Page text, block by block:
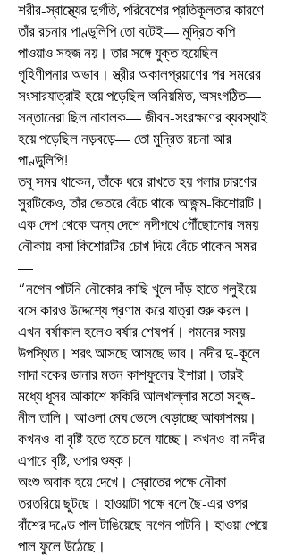
শরীর-স্বাস্থ্যের দুর্গতি, পরিবেশের প্রতিকূলতার কারণে
তাঁর রচনার পাণ্ডুলিপি তো বটেই— মুদ্রিত কপি
পাওয়াও সহজ নয়। তার সঙ্গে যুক্ত হয়েছিল
গৃহিণীপনার অভাব। স্ত্রীর অকালপ্রয়াণের পর সমরের
সংসারযাত্রাই হয়ে পড়েছিল অনিয়মিত, অসংগঠিত—
সন্তানেরা ছিল নাবালক— জীবন-সংরক্ষণের ব্যবস্থাই
হয়ে পড়েছিল নড়বড়ে— তো মুদ্রিত রচনা আর
পাণ্ডুলিপি!
তবু সমর থাকেন, তাঁকে ধরে রাখতে হয় গলার চারণের
সুরটিকেও, তাঁর ভেতরে বেঁচে থাকে আজন্ম-কিশোরটি।
এক দেশ থেকে অন্য দেশে নদীপথে পৌঁছোনোর সময়
নৌকায়-বসা কিশোরটির চোখ দিয়ে বেঁচে থাকেন সমর
—
“নগেন পাটনি নৌকোর কাছি খুলে দাঁড় হাতে গলুইয়ে
বসে কারও উদ্দেশ্যে প্রণাম করে যাত্রা শুরু করল।
এখন বর্ষাকাল হলেও বর্ষার শেষপর্ব। গমনের সময়
উপস্থিত। শরৎ আসছে আসছে ভাব। নদীর দু-কূলে
সাদা বকের ডানার মতন কাশফুলের ইশারা। তারই
মধ্যে ধূসর আকাশে ফকিরি আলখাল্লার মতো সবুজ-
নীল তালি। আওলা মেঘ ভেসে বেড়াচ্ছে আকাশময়।
কখনও-বা বৃষ্টি হতে হতে চলে যাচ্ছে। কখনও-বা নদীর
এপারে বৃষ্টি, ওপার শুষ্ক।
অংশু অবাক হয়ে দেখে। স্রোতের পক্ষে নৌকা
তরতরিয়ে ছুটছে। হাওয়াটা পক্ষে বলে ছৈ-এর ওপর
বাঁশের দণ্ডে পাল টাঙিয়েছে নগেন পাটনি। হাওয়া পেয়ে
পাল ফুলে উঠেছে।